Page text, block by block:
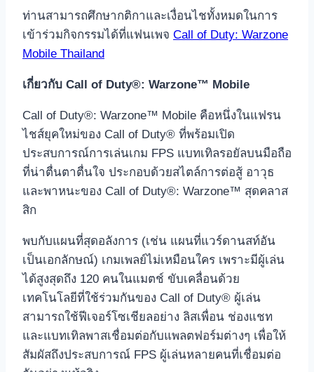
ท่านสามารถศึกษากติกาและเงื่อนไชทั้งหมดในการ
เข้าร่วมกิจกรรมได้ที่แฟนเพจ Call of Duty: Warzone
Mobile Thailand
เกี่ยวกับ Call of Duty®: Warzone™ Mobile
Call of Duty®: Warzone™ Mobile คือหนึ่งในแฟรน
ไชส์ยุคใหม่ของ Call of Duty® ที่พร้อมเปิด
ประสบการณ์การเล่นเกม FPS แบทเทิลรอยัลบนมือถือ
ที่น่าตื่นตาตื่นใจ ประกอบด้วยสไตล์การต่อสู้ อาวุธ
และพาหนะของ Call of Duty®: Warzone™ สุดคลาส
สิก
พบกับแผนที่สุดอลังการ (เช่น แผนที่แวร์ดานสท์อัน
เป็นเอกลักษณ์) เกมเพลย์ไม่เหมือนใคร เพราะมีผู้เล่น
ได้สูงสุดถึง 120 คนในแมตช์ ขับเคลื่อนด้วย
เทคโนโลยีที่ใช้ร่วมกันของ Call of Duty® ผู้เล่น
สามารถใช้ฟีเจอร์โซเชียลอย่าง ลิสเพื่อน ช่องแชท
และแบทเทิลพาสเชื่อมต่อกับแพลตฟอร์มต่างๆ เพื่อให้
สัมผัสถึงประสบการณ์ FPS ผู้เล่นหลายคนที่เชื่อมต่อ